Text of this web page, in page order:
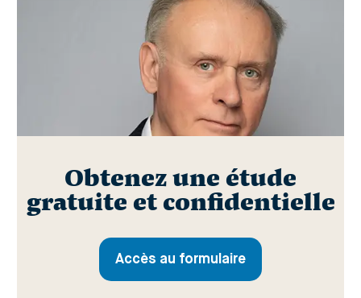
Obtenez une étude
gratuite et confidentielle
Accès au formulaire